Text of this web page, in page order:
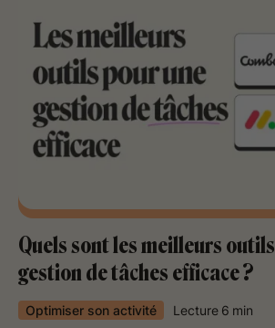
Quels sont les meilleurs
gestion de tâches efficace ?
Optimiser son activité Lecture 6 min